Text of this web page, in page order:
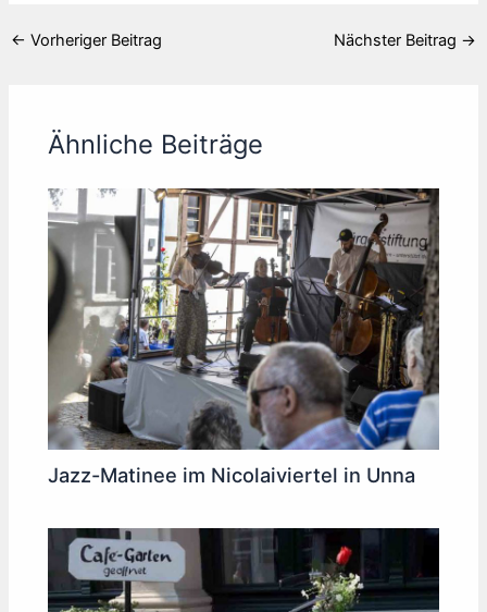
← Vorheriger Beitrag Nächster Beitrag →
Ähnliche Beiträge
Jazz-Matinee im Nicolaiviertel in Unna